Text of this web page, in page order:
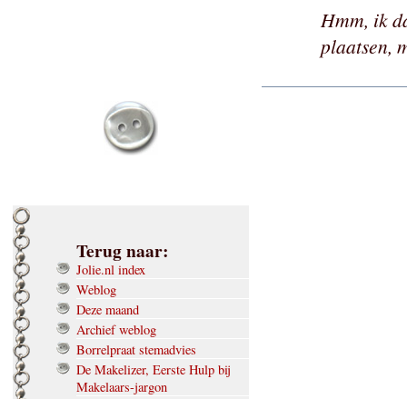
Hmm, ik
plaatsen,
Terug naar:
Jolie.nl index
Weblog
Deze maand
Archief weblog
Borrelpraat stemadvies
De Makelizer, Eerste Hulp bij
Makelaars-jargon